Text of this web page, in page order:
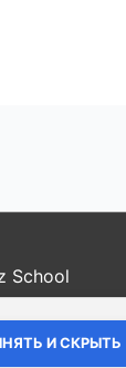
School
И СКРЫТЬ